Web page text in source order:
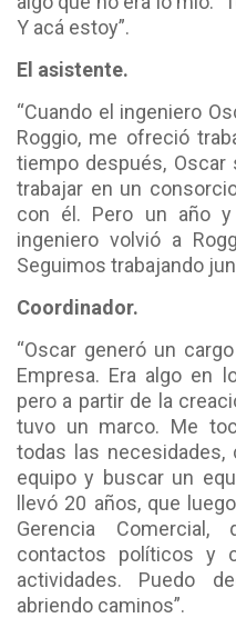
Y acá estoy”.
El asistente.
“Cuando el ingeniero
Roggio, me ofreció
tiempo después, Oscar
trabajar en un
con él. Pero un año
ingeniero volvió a
Seguimos trabajando
Coordinador.
“Oscar generó un
Empresa. Era algo en
pero a partir de la
tuvo un marco. Me
todas las necesidades,
equipo y buscar un
llevó 20 años, que
Gerencia
contactos políticos y
actividades. Puedo
abriendo caminos”.